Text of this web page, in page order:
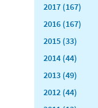
2017 (167)
2016 (167)
2015 (33)
2014 (44)
2013 (49)
2012 (44)